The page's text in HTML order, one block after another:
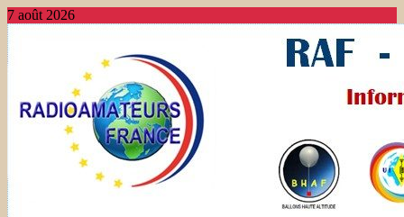
7 août 2026